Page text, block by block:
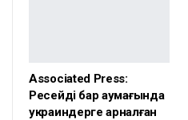
Associated Press:
Ресейдің бар аумағында
украиндерге арналған